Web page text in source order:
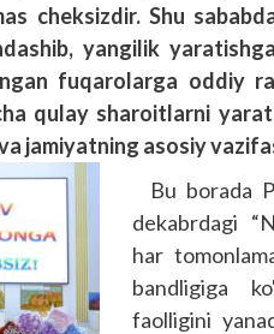
cheksizdir. Shu
yangilik
fuqarolarga oddiy
qulay sharoitlarni
jamiyatning asosiy
Bu borada
dekabrdagi
har
bandligiga
faolligini